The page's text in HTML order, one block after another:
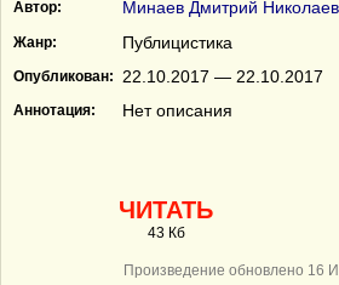
Автор: Минаев Дмитрий
Жанр:
Публицистика
Опубликован: 22.10.2017 — 22.10.2017
Аннотация: Нет описания
ЧИТАТЬ
43 Кб
Произведение обновлено 16